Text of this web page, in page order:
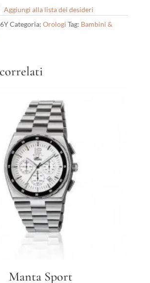
Aggiungi alla lista dei desideri
Categoria: Orologi Tag: Bambini &
Manta Sport